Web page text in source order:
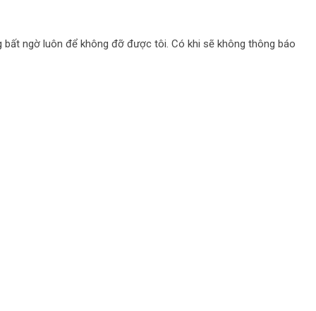
ngờ luôn để không đỡ được tôi. Có khi sẽ không thông báo